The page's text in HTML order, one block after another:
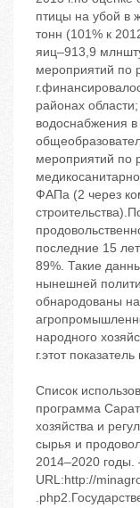
птицы на убой в
тонн (101% к
яиц–913,9
мероприятий по
районах
водоснабжения в
мероприятий по
ФАПа (2 через
последние 15
89%. Такие
нынешней
обнародованы
народного
г.этот
Список
программа
хозяйства и
сырья и
2014–2020 годы.
URL:http://